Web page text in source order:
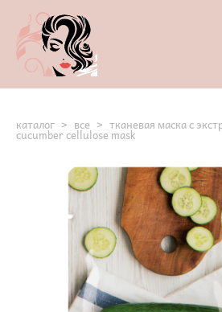
каталог > все > тканевая маска с
cucumber cellulose mask